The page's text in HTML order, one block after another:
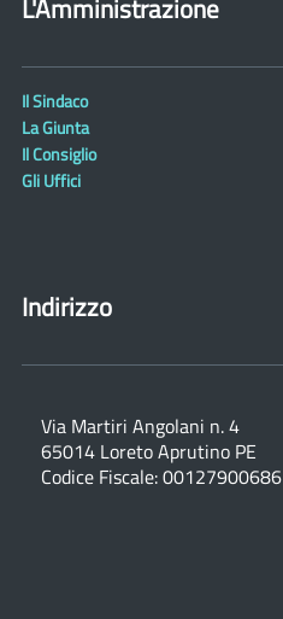
L'Amministrazione
Il Sindaco
La Giunta
Il Consiglio
Gli Uffici
Indirizzo
Via Martiri Angolani n. 4
65014 Loreto Aprutino PE
Codice Fiscale: 00127900686